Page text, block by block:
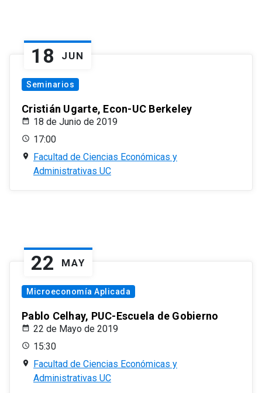
18 JUN
Seminarios
Cristián Ugarte, Econ-UC Berkeley
18 de Junio de 2019
17:00
Facultad de Ciencias Económicas y
Administrativas UC
22 MAY
Microeconomía Aplicada
Pablo Celhay, PUC-Escuela de Gobierno
22 de Mayo de 2019
15:30
Facultad de Ciencias Económicas y
Administrativas UC